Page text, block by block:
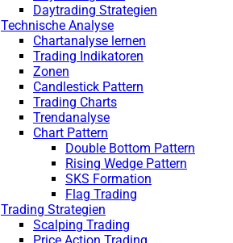
Daytrading Strategien
Technische Analyse
Chartanalyse lernen
Trading Indikatoren
Zonen
Candlestick Pattern
Trading Charts
Trendanalyse
Chart Pattern
Double Bottom Pattern
Rising Wedge Pattern
SKS Formation
Flag Trading
Trading Strategien
Scalping Trading